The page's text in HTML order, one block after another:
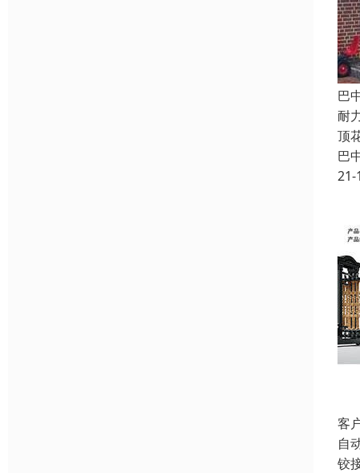
巴
耐
顶
巴
21-
客
自
铰